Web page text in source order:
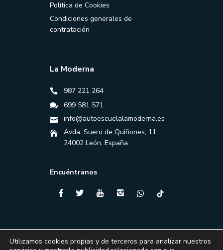
Política de Cookies
Condiciones generales de
contratación
La Moderna
987 221 264
699 581 571
info@autoescuelalamoderna.es
Avda. Suero de Quiñones, 11
24002 León, España
Encuéntranos
Utilizamos cookies propias y de terceros para analizar nuestros